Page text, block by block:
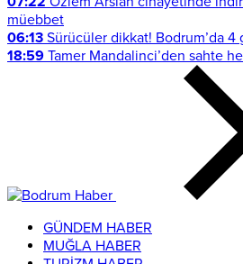
müebbet
06:13 Sürücüler dikkat! Bodrum’da 4
18:59 Tamer Mandalinci’den sahte
GÜNDEM HABER
MUĞLA HABER